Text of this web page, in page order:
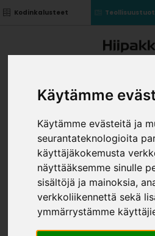
Käytämme
Käytämme evästeitä ja
seurantateknologioita
käyttäjäkokemusta
näyttääksemme sinulle
sisältöjä ja mainoksia,
verkkoliikennettä sekä
ymmärrystämme
Kodinkalusteet